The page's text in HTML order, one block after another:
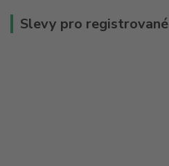
Slevy pro registrované